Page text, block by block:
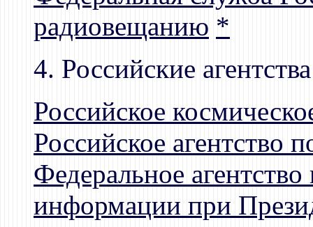
радиовещанию *
4. Российские агентства
Российское
Российское агентство
Федеральное
информации при